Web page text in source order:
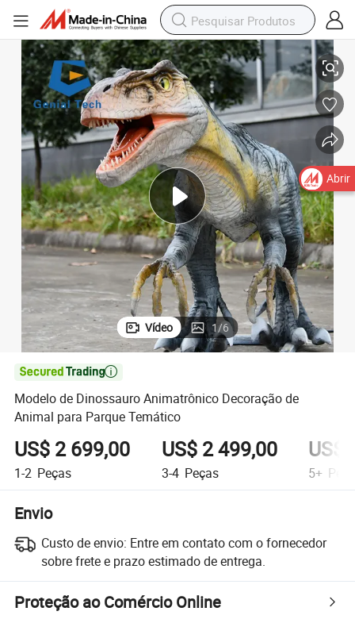
Modelo de Dinossauro Animatrônico Decoração de Animal para Parque
Vídeo 1/6

Modelo de Dinossauro Animatrônico Decoração de
Animal para Parque Temático
US$ 2 699,00
1-2 Peças
US$ 2 499,00
3-4 Peças
US$
5+
Envio
Custo de envio: Entre em contato com o fornecedor
sobre frete e prazo estimado de entrega.
Proteção ao Comércio Online
Abrir